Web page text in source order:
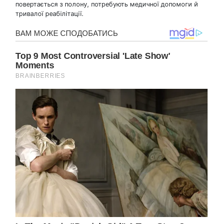
повертається з полону, потребують медичної допомоги й
тривалої реабілітації.